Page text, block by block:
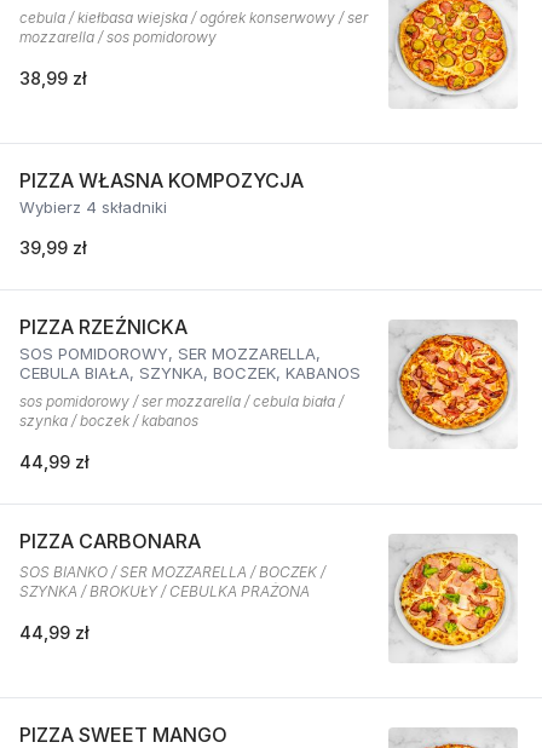
cebula / kiełbasa wiejska / ogórek konserwowy / ser
mozzarella / sos pomidorowy
38,99 zł
PIZZA WŁASNA KOMPOZYCJA
Wybierz 4 składniki
39,99 zł
PIZZA RZEŹNICKA
SOS POMIDOROWY, SER MOZZARELLA,
CEBULA BIAŁA, SZYNKA, BOCZEK, KABANOS
sos pomidorowy / ser mozzarella / cebula biała /
szynka / boczek / kabanos
44,99 zł
PIZZA CARBONARA
SOS BIANKO / SER MOZZARELLA / BOCZEK /
SZYNKA / BROKUŁY / CEBULKA PRAŻONA
44,99 zł
PIZZA SWEET MANGO